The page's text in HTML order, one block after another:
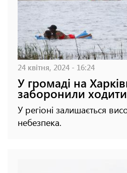
24 квітня, 2024 - 16:24
У громаді на
заборонили
У регіоні залишається
небезпека.